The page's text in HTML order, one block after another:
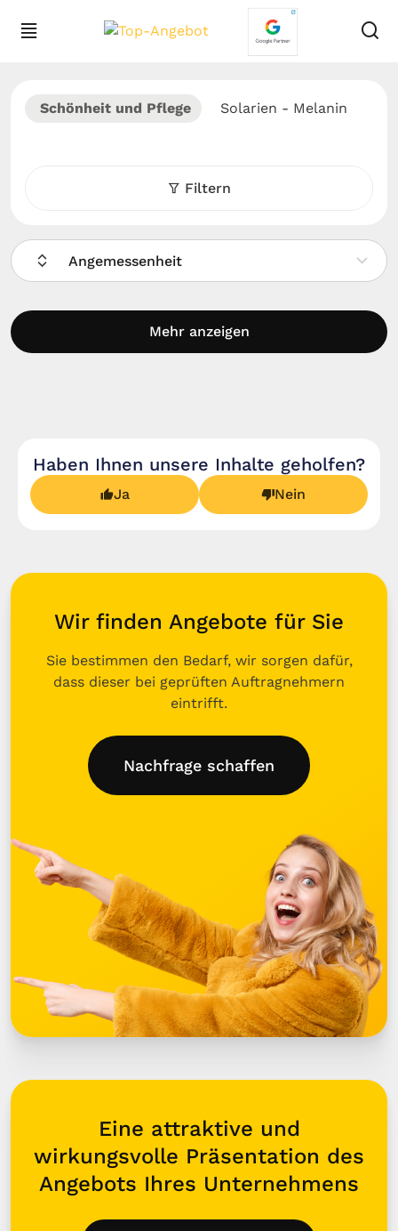
Schönheit und Pflege Solarien - Melanin
Filtern
Angemessenheit
Mehr anzeigen
Haben Ihnen unsere Inhalte geholfen?
Ja Nein
Wir finden Angebote für Sie
Sie bestimmen den Bedarf, wir sorgen dafür,
dass dieser bei geprüften Auftragnehmern
eintrifft.
Nachfrage schaffen
Eine attraktive und
wirkungsvolle Präsentation des
Angebots Ihres Unternehmens